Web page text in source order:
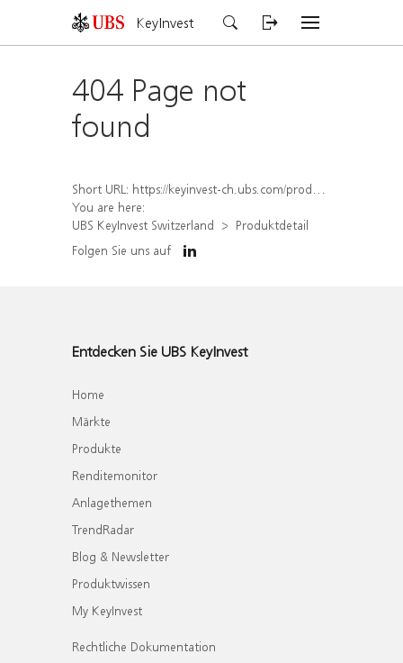
KeyInvest
404 Page not
found
Short URL: https://keyinvest-ch.ubs.com/produkt/detail/index/isin/CH1562164751
You are here:
UBS KeyInvest Switzerland
Produktdetail
Folgen Sie uns auf
Entdecken Sie UBS KeyInvest
Home
Märkte
Produkte
Renditemonitor
Anlagethemen
TrendRadar
Blog & Newsletter
Produktwissen
My KeyInvest
Rechtliche Dokumentation